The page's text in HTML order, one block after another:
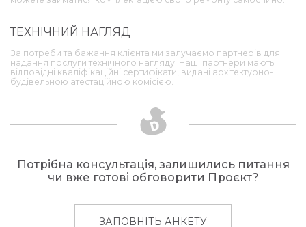
ТЕХНІЧНИЙ НАГЛЯД
За потреби та бажання клієнта ми залучаємо партнерів для
надання послуги технічного нагляду. Наші партнери мають
відповідні кваліфікаційні сертифікати, видані архітектурно-
будівельною атестаційною комісією.
Потрібна консультація, залишились питання
чи вже готові обговорити Проєкт?
ЗАПОВНІТЬ АНКЕТУ